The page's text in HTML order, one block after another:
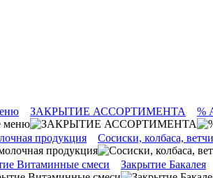
ЗАКРЫТИЕ АССОРТИМЕНТА %
продукция Сосиски, колбаса,
Витаминные смеси Закрытие Бакалея